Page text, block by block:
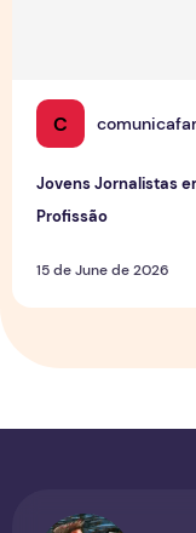
C
Jovens Jornalistas
Profissão
15 de June de 2026